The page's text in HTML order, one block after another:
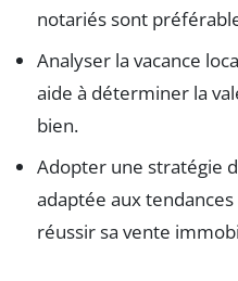
notariés sont
Analyser la vacance
aide à déterminer la
bien.
Adopter une stratégie
adaptée aux
réussir sa vente